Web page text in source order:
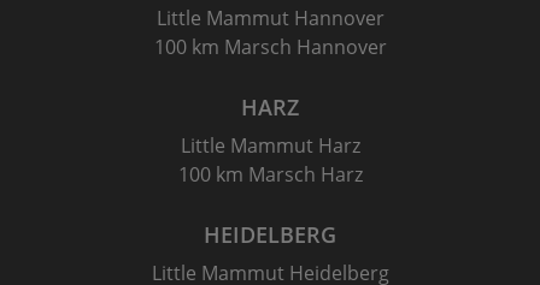
Little Mammut Hannover
100 km Marsch Hannover
HARZ
Little Mammut Harz
100 km Marsch Harz
HEIDELBERG
Little Mammut Heidelberg